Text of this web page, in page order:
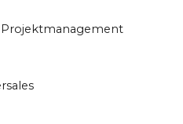
Projektmanagement